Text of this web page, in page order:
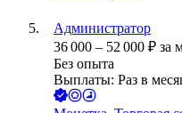
Администратор
36 000 – 52 000 ₽ за
Без опыта
Выплаты: Раз в